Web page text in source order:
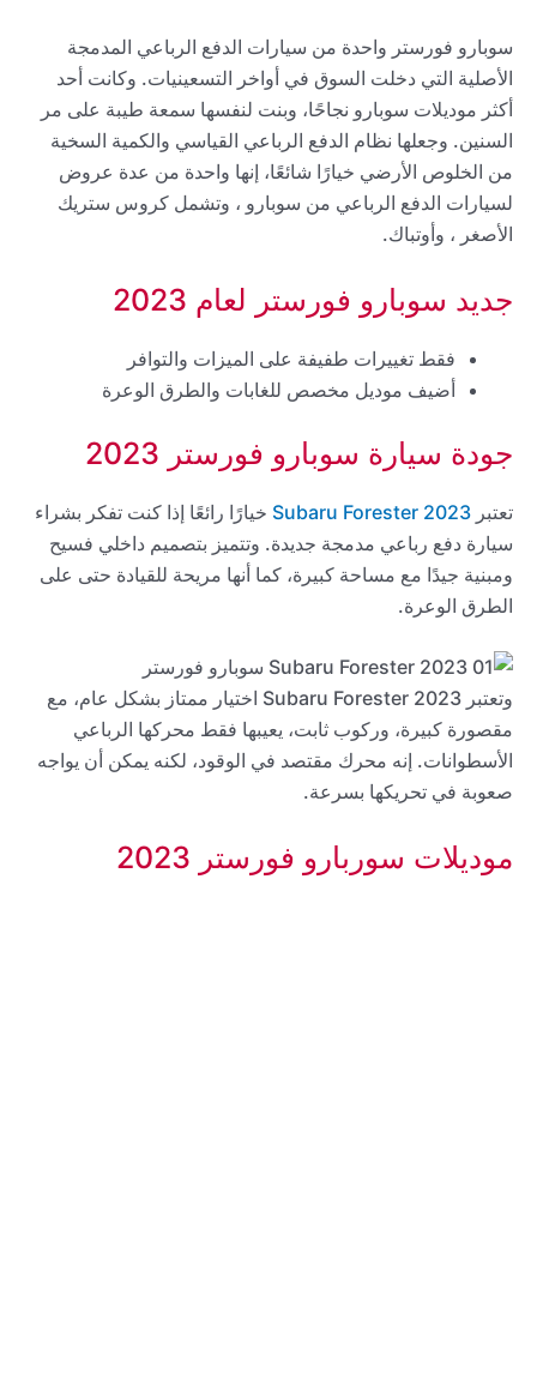
سوبارو فورستر واحدة من سيارات الدفع الرباعي المدمجة
الأصلية التي دخلت السوق في أواخر التسعينيات. وكانت أحد
أكثر موديلات سوبارو نجاحًا، وبنت لنفسها سمعة طيبة على مر
السنين. وجعلها نظام الدفع الرباعي القياسي والكمية السخية
من الخلوص الأرضي خيارًا شائعًا، إنها واحدة من عدة عروض
لسيارات الدفع الرباعي من سوبارو ، وتشمل كروس ستريك
الأصغر ، وأوتباك.
جديد سوبارو فورستر لعام 2023
فقط تغييرات طفيفة على الميزات والتوافر
أضيف موديل مخصص للغابات والطرق الوعرة
جودة سيارة سوبارو فورستر 2023
تعتبر 2023 Subaru Forester
خيارًا رائعًا إذا كنت تفكر بشراء
سيارة دفع رباعي مدمجة جديدة. وتتميز بتصميم داخلي فسيح
ومبنية جيدًا مع مساحة كبيرة، كما أنها مريحة للقيادة حتى على
الطرق الوعرة.
وتعتبر 2023 Subaru Forester اختيار ممتاز بشكل عام، مع
مقصورة كبيرة، وركوب ثابت، يعيبها فقط محركها الرباعي
الأسطوانات. إنه محرك مقتصد في الوقود، لكنه يمكن أن يواجه
صعوبة في تحريكها بسرعة.
موديلات سوربارو فورستر 2023